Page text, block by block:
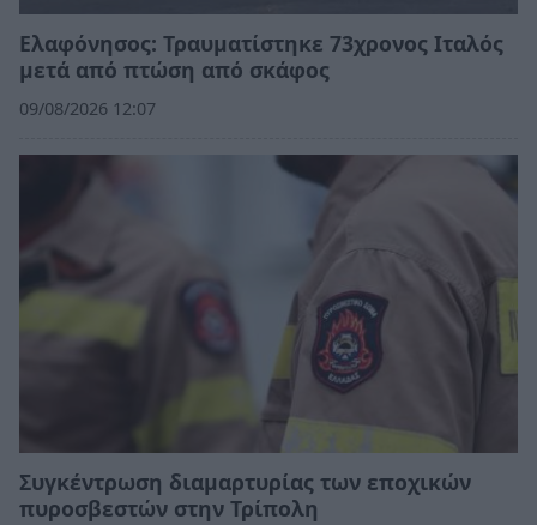
Ελαφόνησος: Τραυματίστηκε 73χρονος Ιταλός
μετά από πτώση από σκάφος
09/08/2026 12:07
Συγκέντρωση διαμαρτυρίας των εποχικών
πυροσβεστών στην Τρίπολη